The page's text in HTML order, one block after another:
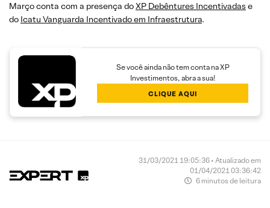
Março conta com a presença doXP Debêntures Incentivadas e
do Icatu Vanguarda Incentivado em Infraestrutura.
Se você ainda não tem conta na XP
Investimentos, abra a sua!
CLIQUE AQUI
31/03/2021 19:05:36 • Atualizado em
01/04/2021 03:36:42
6 minutos de leitura